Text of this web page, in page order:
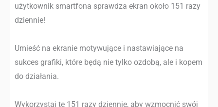
użytkownik smartfona sprawdza ekran około 151 razy
dziennie!
Umieść na ekranie motywujące i nastawiające na
sukces grafiki, które będą nie tylko ozdobą, ale i kopem
do działania.
Wykorzystaj te 151 razy dziennie, aby wzmocnić swój